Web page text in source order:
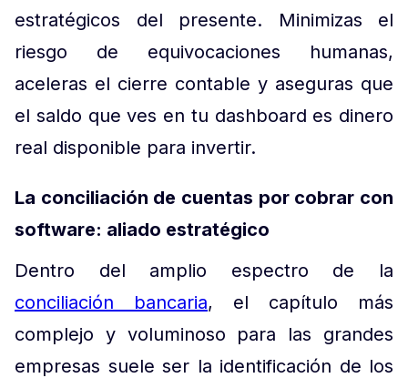
estratégicos del presente. Minimizas el
riesgo de equivocaciones humanas,
aceleras el cierre contable y aseguras que
el saldo que ves en tu dashboard es dinero
real disponible para invertir.
La conciliación de cuentas por cobrar con
software: aliado estratégico
Dentro del amplio espectro de la
conciliación bancaria, el capítulo más
complejo y voluminoso para las grandes
empresas suele ser la identificación de los